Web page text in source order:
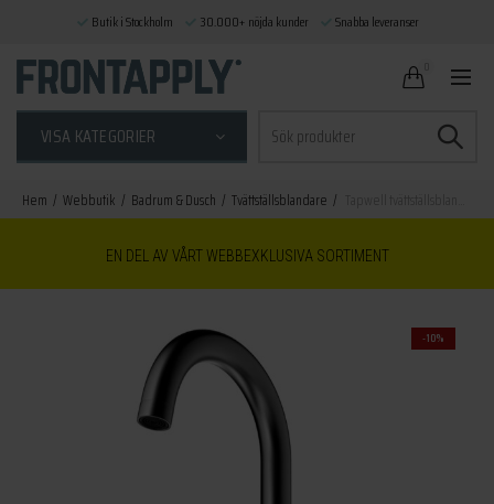
VISA KATEGORIER
efter:
Hem Webbutik Badrum & Dusch Tvättställsblandare
EN DEL AV VÅRT WEBBEXKLUSIVA SORTIMENT
-10%
Butik i Stockholm 30.000+ nöjda kunder Snabba leveranser